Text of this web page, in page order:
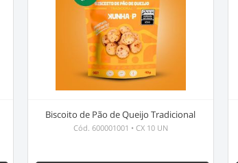
Biscoito de Pão de Queijo Tradicional
Cód. 600001001 • CX 10 UN